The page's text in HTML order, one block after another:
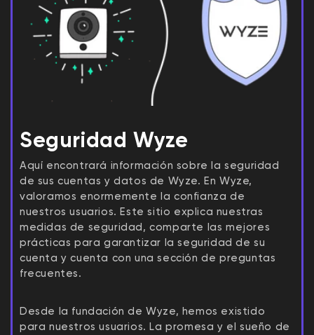
Seguridad Wyze
Aquí encontrará información sobre la seguridad
de sus cuentas y datos de Wyze. En Wyze,
valoramos enormemente la confianza de
nuestros usuarios. Este sitio explica nuestras
medidas de seguridad, comparte las mejores
prácticas para garantizar la seguridad de su
cuenta y cuenta con una sección de preguntas
frecuentes.
Desde la fundación de Wyze, hemos existido
para nuestros usuarios. La promesa y el sueño de
Wyze Cam v4 + Tarjeta MicroSD de
32 GB
Blanco
More
Precio de
59,98 US$Precio habitual
63,96 US$